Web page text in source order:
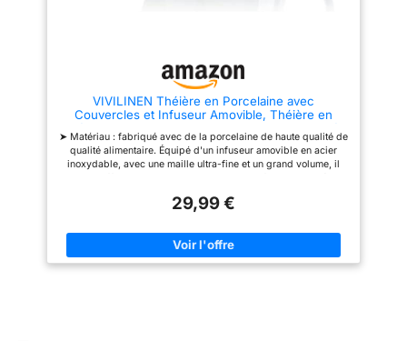
améliorée : conçue pour plus de
des accessoires essentiels
pour un processus de brassage
créer vos mélanges de thé
personnalisés.
VIVILINEN Théière en Porcelaine avec
Couvercles et Infuseur Amovible, Théière en
➤ Matériau : fabriqué avec de la porcelaine de haute qualité de
qualité alimentaire. Équipé d'un infuseur amovible en acier
inoxydable, avec une maille ultra-fine et un grand volume, il
généreux de 1200 ml pour préparer 4 à 6 tasses de thé, le
longues périodes. ➤ Facile à nettoyer : cette théière en
céramique peut être placée au lave-vaisselle pour être
nettoyée. S'il y a trop de taches de thé, vous pouvez utiliser du
29,99 €